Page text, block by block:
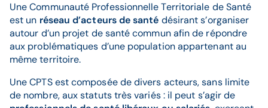
Une Communauté Professionnelle Territoriale de Santé
est un réseau d’acteurs de santé désirant s’organiser
autour d’un projet de santé commun afin de répondre
aux problématiques d’une population appartenant au
même territoire.
Une CPTS est composée de divers acteurs, sans limite
de nombre, aux statuts très variés : il peut s’agir de